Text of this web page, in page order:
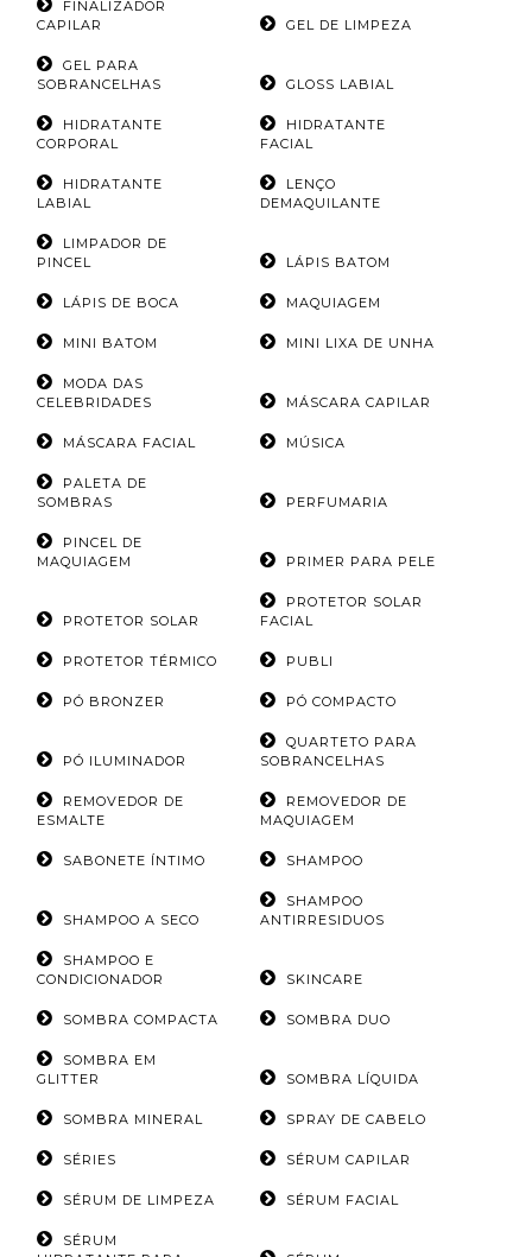
FINALIZADOR
CAPILAR
GEL DE LIMPEZA
GEL PARA
SOBRANCELHAS
GLOSS LABIAL
HIDRATANTE
CORPORAL
HIDRATANTE
FACIAL
HIDRATANTE
LABIAL
LENÇO
DEMAQUILANTE
LIMPADOR DE
PINCEL
LÁPIS BATOM
LÁPIS DE BOCA MAQUIAGEM
MINI BATOM MINI LIXA DE UNHA
MODA DAS
CELEBRIDADES
MÁSCARA CAPILAR
MÁSCARA FACIAL MÚSICA
PALETA DE
SOMBRAS
PERFUMARIA
PINCEL DE
MAQUIAGEM
PRIMER PARA PELE
PROTETOR SOLAR
PROTETOR SOLAR
FACIAL
PROTETOR TÉRMICO PUBLI
PÓ BRONZER PÓ COMPACTO
PÓ ILUMINADOR
QUARTETO PARA
SOBRANCELHAS
REMOVEDOR DE
ESMALTE
REMOVEDOR DE
MAQUIAGEM
SABONETE ÍNTIMO SHAMPOO
SHAMPOO A SECO
SHAMPOO
ANTIRRESIDUOS
SHAMPOO E
CONDICIONADOR
SKINCARE
SOMBRA COMPACTA SOMBRA DUO
SOMBRA EM
GLITTER
SOMBRA LÍQUIDA
SOMBRA MINERAL SPRAY DE CABELO
SÉRIES SÉRUM CAPILAR
SÉRUM DE LIMPEZA SÉRUM FACIAL
SÉRUM